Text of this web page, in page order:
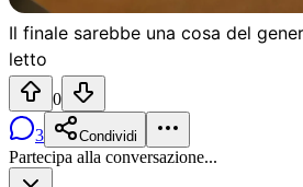
Il finale sarebbe una cosa del
letto
0
3
Condividi
Partecipa alla conversazione...